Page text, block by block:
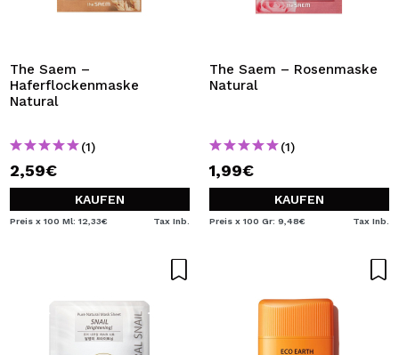
The Saem –
Haferflockenmaske
Natural
(1)
2,59€
KAUFEN
Preis x 100 Ml: 12,33€ Tax Inb.
The Saem – Rosenmaske
Natural
(1)
1,99€
KAUFEN
Preis x 100 Gr: 9,48€ Tax Inb.